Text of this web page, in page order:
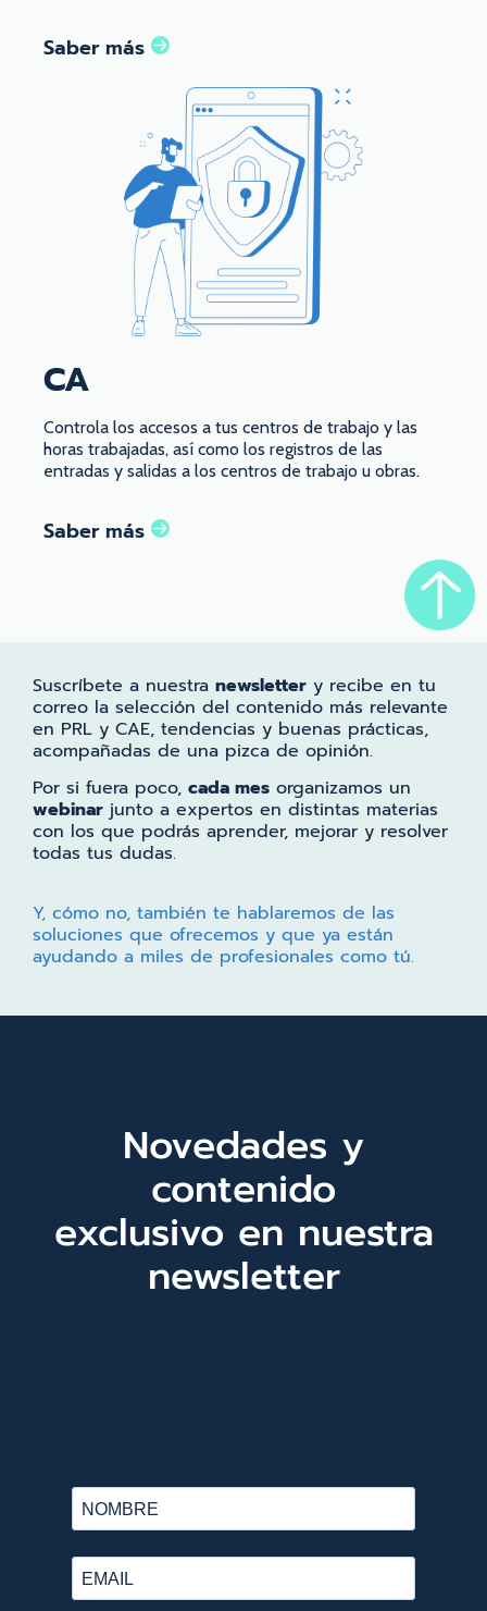
Saber más
CA
Controla los accesos a tus centros de trabajo y las
horas trabajadas, así como los registros de las
entradas y salidas a los centros de trabajo u obras.
Saber más
Suscríbete a nuestra newsletter y recibe en tu
correo la selección del contenido más relevante
en PRL y CAE, tendencias y buenas prácticas,
acompañadas de una pizca de opinión.
Por si fuera poco, cada mes organizamos un
webinar junto a expertos en distintas materias
con los que podrás aprender, mejorar y resolver
todas tus dudas.
Y, cómo no, también te hablaremos de las
soluciones que ofrecemos y que ya están
ayudando a miles de profesionales como tú.
Novedades y
contenido
exclusivo en nuestra
newsletter